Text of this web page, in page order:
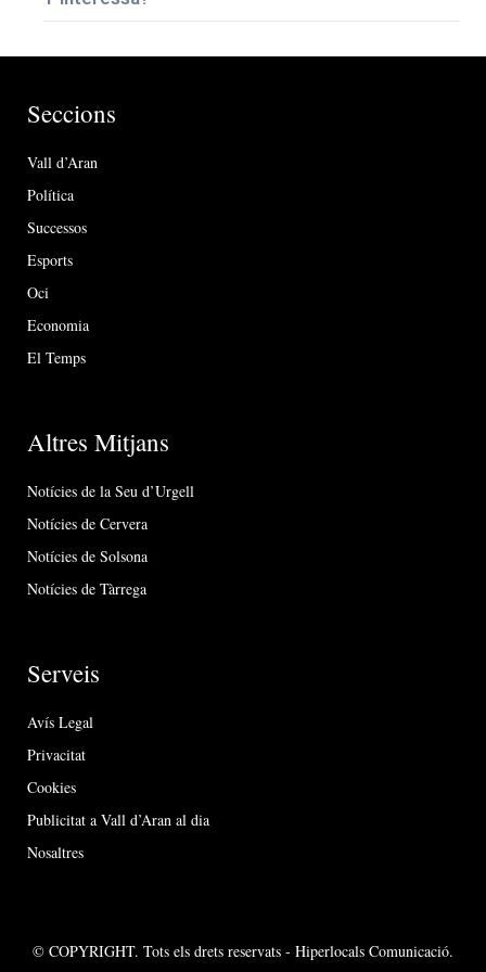
Seccions
Vall d’Aran
Política
Successos
Esports
Oci
Economia
El Temps
Altres Mitjans
Notícies de la Seu d’Urgell
Notícies de Cervera
Notícies de Solsona
Notícies de Tàrrega
Serveis
Avís Legal
Privacitat
Cookies
Publicitat a Vall d’Aran al dia
Nosaltres
© COPYRIGHT. Tots els drets reservats - Hiperlocals Comunicació.